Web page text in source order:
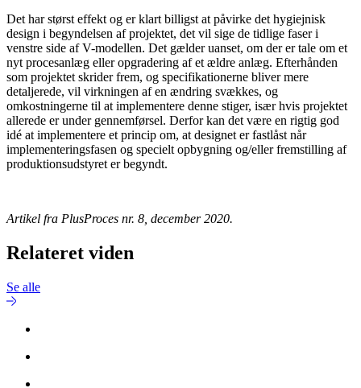
Det har størst effekt og er klart billigst at påvirke det hygiejnisk
design i begyndelsen af projektet, det vil sige de tidlige faser i
venstre side af V-modellen. Det gælder uanset, om der er tale om et
nyt procesanlæg eller opgradering af et ældre anlæg. Efterhånden
som projektet skrider frem, og specifikationerne bliver mere
detaljerede, vil virkningen af en ændring svækkes, og
omkostningerne til at implementere denne stiger, især hvis projektet
allerede er under gennemførsel. Derfor kan det være en rigtig god
idé at implementere et princip om, at designet er fastlåst når
implementeringsfasen og specielt opbygning og/eller fremstilling af
produktionsudstyret er begyndt.
Artikel fra PlusProces nr. 8, december 2020.
Relateret viden
Se alle